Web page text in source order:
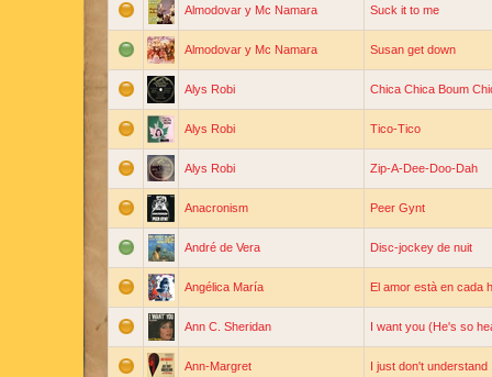
Almodovar y Mc Namara Suck it to me
Almodovar y Mc Namara Susan get down
Alys Robi Chica Chica Boum
Alys Robi Tico-Tico
Alys Robi Zip-A-Dee-Doo-Dah
Anacronism Peer Gynt
André de Vera Disc-jockey de nuit
Angélica María El amor està en cada
Ann C. Sheridan I want you (He's so
Ann-Margret I just don't understand